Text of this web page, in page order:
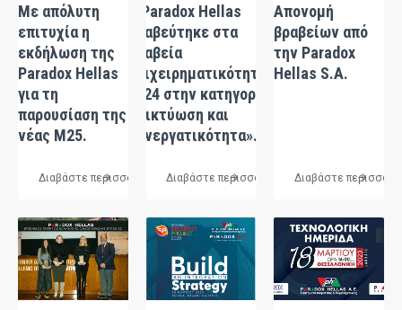
Με απόλυτη
επιτυχία η
εκδήλωση της
Paradox Hellas
για τη
παρουσίαση της
νέας M25.
Διαβάστε περισσότερα
Η Paradox Hellas
Βραβεύτηκε στα
Βραβεία
Επιχειρηματικότητας
2024 στην κατηγορία
«Δικτύωση και
Συνεργατικότητα».
Διαβάστε περισσότερα
Απονομή
βραβείων από
την Paradox
Hellas S.A.
Διαβάστε